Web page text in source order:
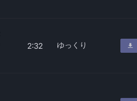
2:32 ゆっくり